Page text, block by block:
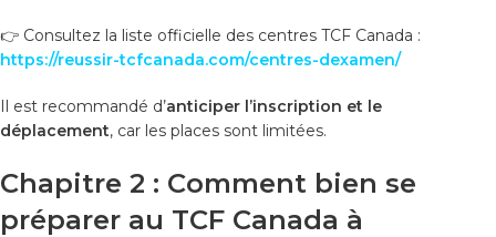
👉 Consultez la liste officielle des centres TCF Canada :
https://reussir-tcfcanada.com/centres-dexamen/
Il est recommandé d’anticiper l’inscription et le
déplacement, car les places sont limitées.
Chapitre 2 : Comment bien se
préparer au TCF Canada à